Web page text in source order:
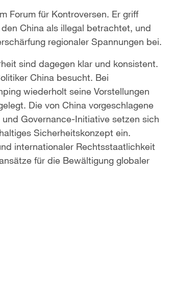
Forum für Kontroversen. Er griff
China als illegal betrachtet, und
regionaler Spannungen bei.
sind dagegen klar und konsistent.
China besucht. Bei
wiederholt seine Vorstellungen
Die von China vorgeschlagene
Governance-Initiative setzen sich
Sicherheitskonzept ein.
internationaler Rechtsstaatlichkeit
für die Bewältigung globaler